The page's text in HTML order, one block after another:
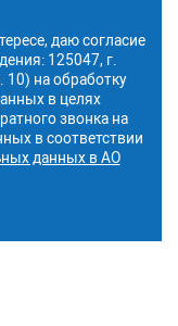
даю согласие
125047, г.
на обработку
в целях
звонка на
в соответствии
данных в АО